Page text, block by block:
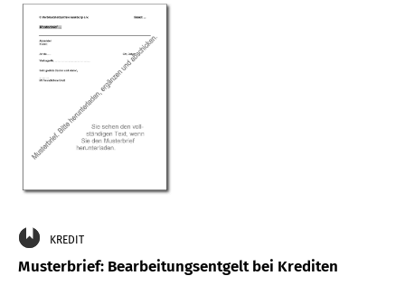
KREDIT
Musterbrief: Bearbeitungsentgelt bei Krediten